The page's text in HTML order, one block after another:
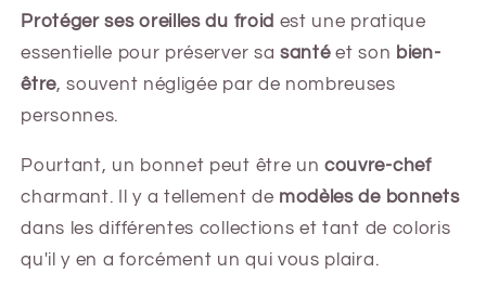
Protéger ses oreilles du froid est une pratique
essentielle pour préserver sa santéet son bien-
être, souvent négligée par de nombreuses
personnes.
Pourtant, un bonnet peut être uncouvre-chef
charmant. Il y a tellement de modèles de bonnets
dans les différentes collections et tant de coloris
qu'il y en a forcément un qui vous plaira.